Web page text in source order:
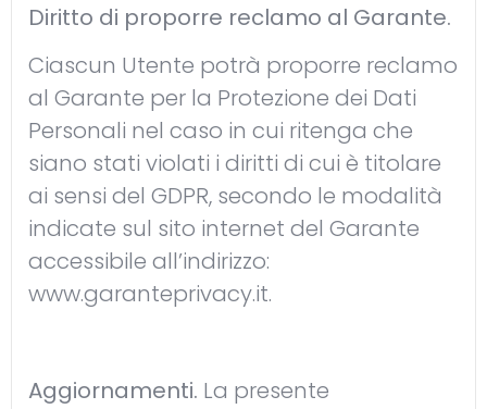
Diritto di proporre reclamo al Garante.
Ciascun Utente potrà proporre reclamo
al Garante per la Protezione dei Dati
Personali nel caso in cui ritenga che
siano stati violati i diritti di cui è titolare
ai sensi del GDPR, secondo le modalità
indicate sul sito internet del Garante
accessibile all’indirizzo:
www.garanteprivacy.it.
Aggiornamenti. La presente